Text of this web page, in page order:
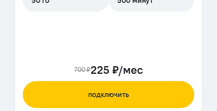
700 ₽225 ₽/мес
подключить